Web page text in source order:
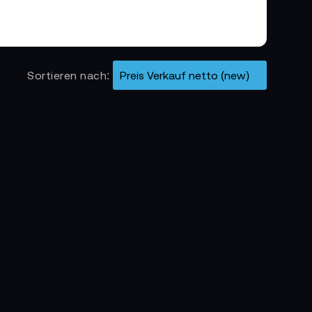
verbindet. Klare Linien, ansprechende
selbst gestalten möchten.
morgen.
Sortieren nach